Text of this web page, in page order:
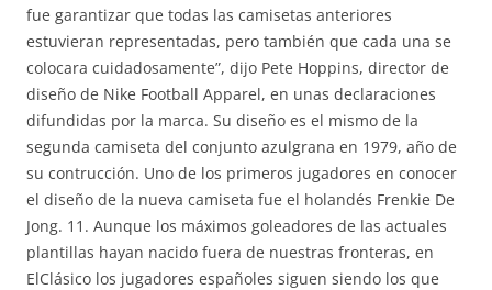
fue garantizar que todas las camisetas anteriores
estuvieran representadas, pero también que cada una se
colocara cuidadosamente”, dijo Pete Hoppins, director de
diseño de Nike Football Apparel, en unas declaraciones
difundidas por la marca. Su diseño es el mismo de la
segunda camiseta del conjunto azulgrana en 1979, año de
su contrucción. Uno de los primeros jugadores en conocer
el diseño de la nueva camiseta fue el holandés Frenkie De
Jong. 11. Aunque los máximos goleadores de las actuales
plantillas hayan nacido fuera de nuestras fronteras, en
ElClásico los jugadores españoles siguen siendo los que